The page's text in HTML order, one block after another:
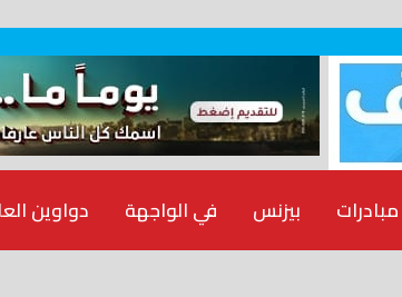
دواوين في الواجهة بيزنس مبادرات